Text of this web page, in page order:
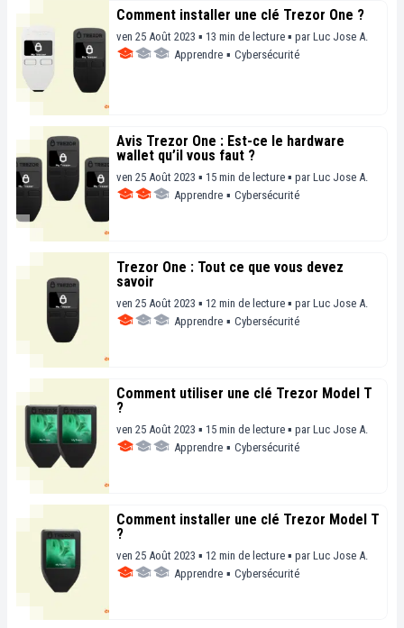
Comment installer une clé Trezor One ?
ven 25 Août 2023 ▪ 13 min de lecture ▪ par Luc Jose A.
Apprendre ▪ Cybersécurité
Avis Trezor One : Est-ce le hardware
wallet qu’il vous faut ?
ven 25 Août 2023 ▪ 15 min de lecture ▪ par Luc Jose A.
Apprendre ▪ Cybersécurité
Trezor One : Tout ce que vous devez
savoir
ven 25 Août 2023 ▪ 12 min de lecture ▪ par Luc Jose A.
Apprendre ▪ Cybersécurité
Comment utiliser une clé Trezor Model T
?
ven 25 Août 2023 ▪ 15 min de lecture ▪ par Luc Jose A.
Apprendre ▪ Cybersécurité
Comment installer une clé Trezor Model T
?
ven 25 Août 2023 ▪ 12 min de lecture ▪ par Luc Jose A.
Apprendre ▪ Cybersécurité